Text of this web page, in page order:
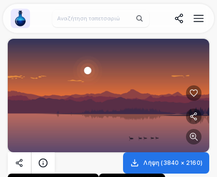
Wallpaper Alchemy
Λήψη (3840 × 2160)